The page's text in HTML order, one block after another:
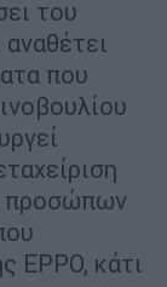
προσώπων
κάτι